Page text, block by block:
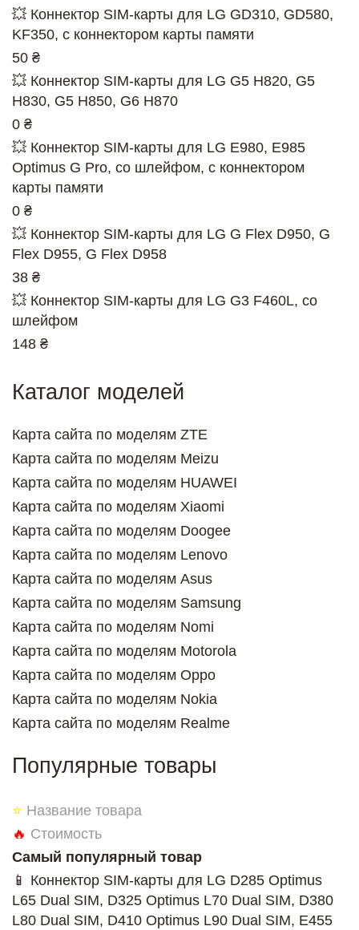
💥 Коннектор SIM-карты для LG GD310, GD580,
KF350, с коннектором карты памяти
50 ₴
💥 Коннектор SIM-карты для LG G5 H820, G5
H830, G5 H850, G6 H870
0 ₴
💥 Коннектор SIM-карты для LG E980, E985
Optimus G Pro, со шлейфом, с коннектором
карты памяти
0 ₴
💥 Коннектор SIM-карты для LG G Flex D950, G
Flex D955, G Flex D958
38 ₴
💥 Коннектор SIM-карты для LG G3 F460L, со
шлейфом
148 ₴
Каталог моделей
Карта сайта по моделям ZTE
Карта сайта по моделям Meizu
Карта сайта по моделям HUAWEI
Карта сайта по моделям Xiaomi
Карта сайта по моделям Doogee
Карта сайта по моделям Lenovo
Карта сайта по моделям Asus
Карта сайта по моделям Samsung
Карта сайта по моделям Nomi
Карта сайта по моделям Motorola
Карта сайта по моделям Oppo
Карта сайта по моделям Nokia
Карта сайта по моделям Realme
Популярные товары
⭐ Название товара
🔥 Стоимость
Самый популярный товар
📱 Коннектор SIM-карты для LG D285 Optimus
L65 Dual SIM, D325 Optimus L70 Dual SIM, D380
L80 Dual SIM, D410 Optimus L90 Dual SIM, E455